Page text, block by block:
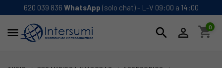
620 039 836 WhatsApp (solo chat) - L-V 09:00 a 14:00
 search  shopping_cart
0